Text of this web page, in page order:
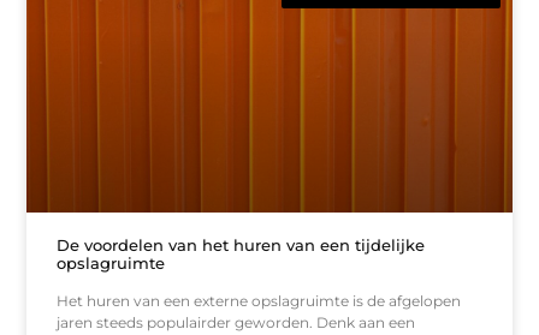
De voordelen van het huren van een tijdelijke
opslagruimte
Het huren van een externe opslagruimte is de afgelopen
jaren steeds populairder geworden. Denk aan een